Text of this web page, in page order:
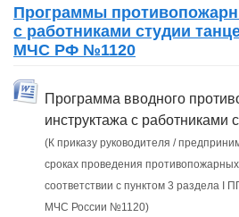
Программы
с работниками студии
МЧС РФ №1120
Программа вводного
инструктажа с работниками
(К приказу руководителя /
сроках проведения
соответствии с пунктом 3 раздела I
МЧС России №1120)